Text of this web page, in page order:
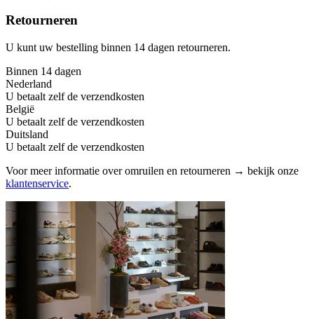
Retourneren
U kunt uw bestelling binnen 14 dagen retourneren.
Binnen 14 dagen
Nederland
U betaalt zelf de verzendkosten
België
U betaalt zelf de verzendkosten
Duitsland
U betaalt zelf de verzendkosten
Voor meer informatie over omruilen en retourneren → bekijk onze
klantenservice.